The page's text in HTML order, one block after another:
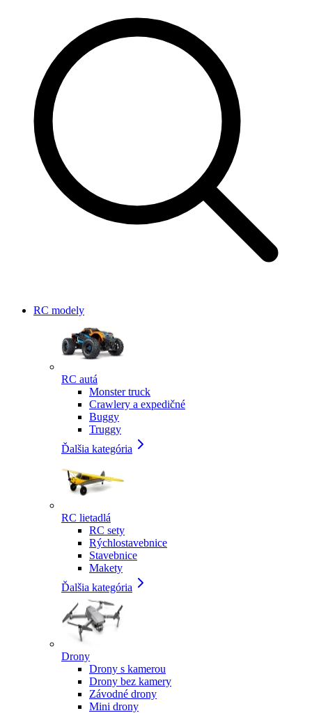
RC modely
RC autá
Monster truck
Crawlery a expedičné
Buggy
Truggy
Ďalšia kategória
RC lietadlá
RC sety
Rýchlostavebnice
Stavebnice
Makety
Ďalšia kategória
Drony
Drony s kamerou
Drony bez kamery
Závodné drony
Mini drony